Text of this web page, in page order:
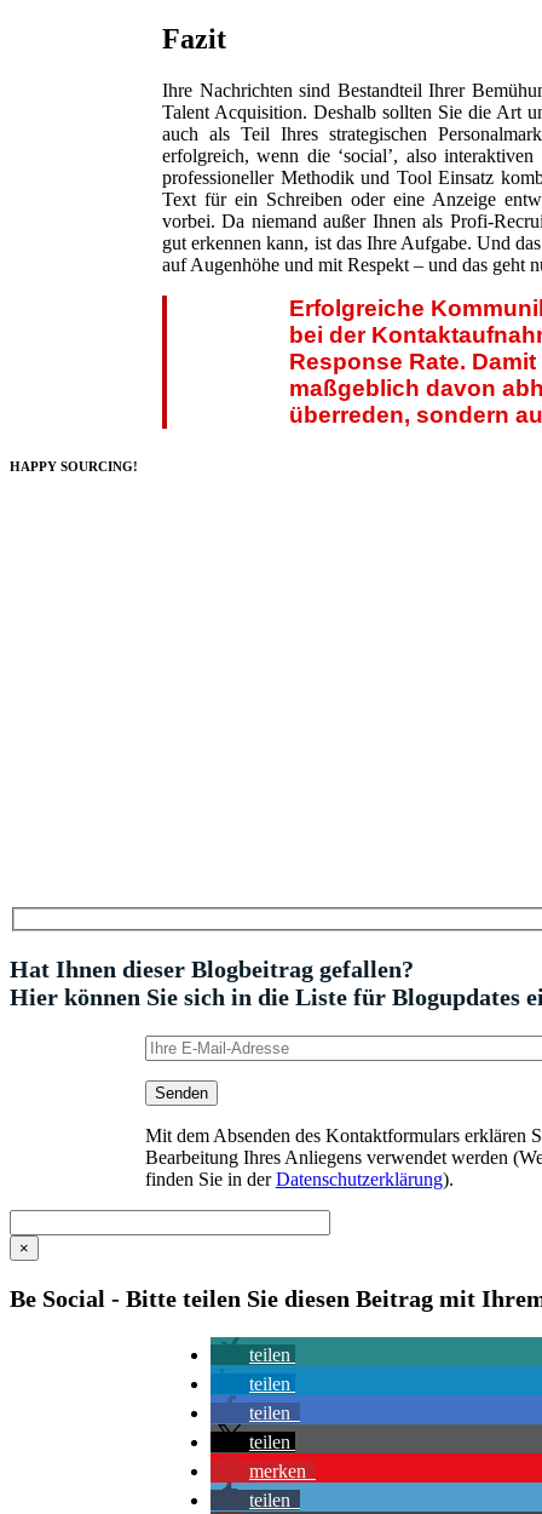
Fazit
Ihre Nachrichten sind Bestandteil Ihrer
Talent Acquisition. Deshalb sollten Sie die Art
auch als Teil Ihres strategischen
erfolgreich, wenn die ‘social’, also
professioneller Methodik und Tool Einsatz
Text für ein Schreiben oder eine Anzeige
vorbei. Da niemand außer Ihnen als Profi-
gut erkennen kann, ist das Ihre Aufgabe. Und
auf Augenhöhe und mit Respekt – und das geht
Erfolgreiche
bei der
Response Rate.
maßgeblich davon
überreden, sondern
HAPPY SOURCING!
Hat Ihnen dieser Blogbeitrag gefallen?
Hier können Sie sich in die Liste für Blogupdates
Mit dem Absenden des Kontaktformulars erklären
Bearbeitung Ihres Anliegens verwendet werden
finden Sie in derDatenschutzerklärung).
×
Be Social - Bitte teilen Sie diesen Beitrag mit
teilen
teilen
teilen
teilen
merken
teilen